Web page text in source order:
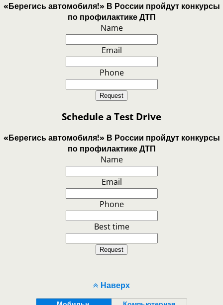
«Берегись автомобиля!» В России пройдут конкурсы
по профилактике ДТП
Name
Email
Phone
Request
Schedule a Test Drive
«Берегись автомобиля!» В России пройдут конкурсы
по профилактике ДТП
Name
Email
Phone
Best time
Request
Наверх